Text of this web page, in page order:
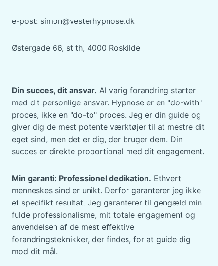
e-post: simon@vesterhypnose.dk
Østergade 66, st th, 4000 Roskilde
Din succes, dit ansvar. Al varig forandring starter
med dit personlige ansvar. Hypnose er en "do-with"
proces, ikke en "do-to" proces. Jeg er din guide og
giver dig de mest potente værktøjer til at mestre dit
eget sind, men det er dig, der bruger dem. Din
succes er direkte proportional med dit engagement.
Min garanti: Professionel dedikation. Ethvert
menneskes sind er unikt. Derfor garanterer jeg ikke
et specifikt resultat. Jeg garanterer til gengæld min
fulde professionalisme, mit totale engagement og
anvendelsen af de mest effektive
forandringsteknikker, der findes, for at guide dig
mod dit mål.